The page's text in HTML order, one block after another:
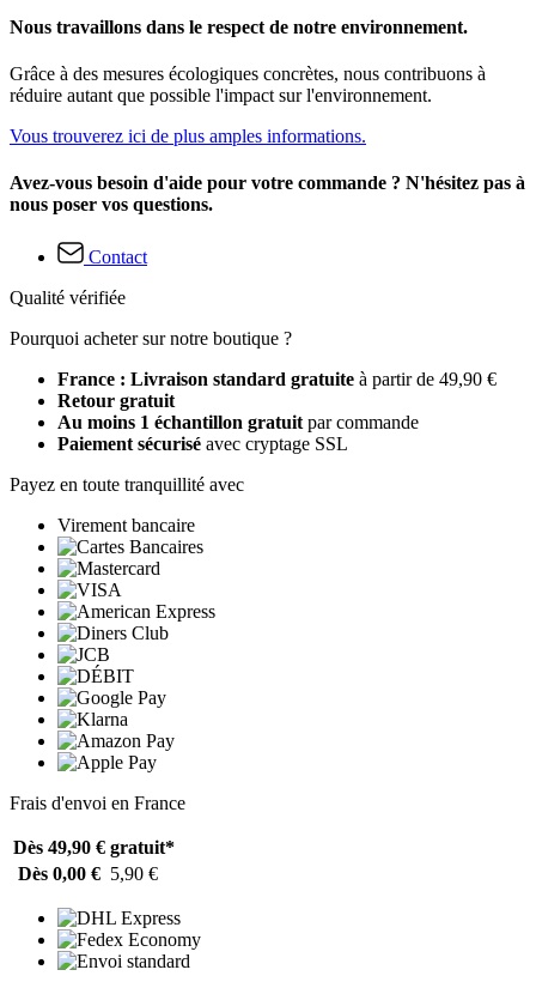
Nous travaillons dans le respect de notre environnement.
Grâce à des mesures écologiques concrètes, nous contribuons à
réduire autant que possible l'impact sur l'environnement.
Vous trouverez ici de plus amples informations.
Avez-vous besoin d'aide pour votre commande ? N'hésitez pas à
nous poser vos questions.
Contact
Qualité vérifiée
Pourquoi acheter sur notre boutique ?
France : Livraison standard gratuite à partir de 49,90 €
Retour gratuit
Au moins 1 échantillon gratuit par commande
Paiement sécurisé avec cryptage SSL
Payez en toute tranquillité avec
Virement bancaire
Frais d'envoi en France
Dès 49,90 € gratuit*
Dès 0,00 € 5,90 €